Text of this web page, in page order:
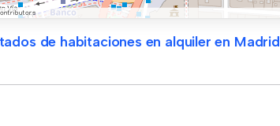
de habitaciones en alquiler en Madrid